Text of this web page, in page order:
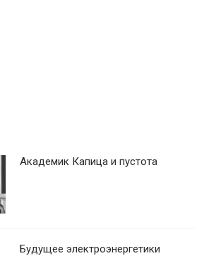
Академик Капица и пустота
Будущее электроэнергетики